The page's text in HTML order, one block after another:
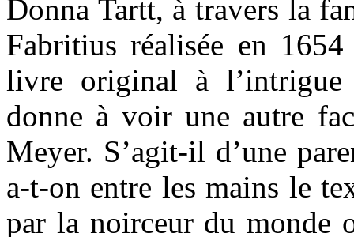
Donna Tartt, à travers la
Fabritius réalisée en
livre original à
donne à voir une autre
Meyer. S’agit-il d’une
a-t-on entre les mains le
par la noirceur du monde